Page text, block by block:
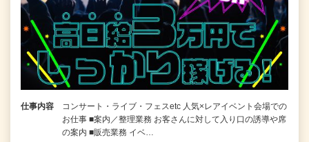
仕事内容
コンサート・ライブ・フェスetc 人気×レアイベント会場での
お仕事 ■案内／整理業務 お客さんに対して入り口の誘導や席
の案内 ■販売業務 イベ…